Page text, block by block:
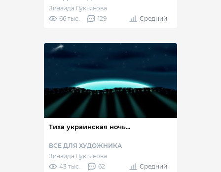
Зинаида Лукьянова
66 тыс.
129 Средний
Тиха украинская ночь...
ВСЕ ДЛЯ ХУДОЖНИКА
Зинаида Лукьянова
43 тыс.
62 Средний